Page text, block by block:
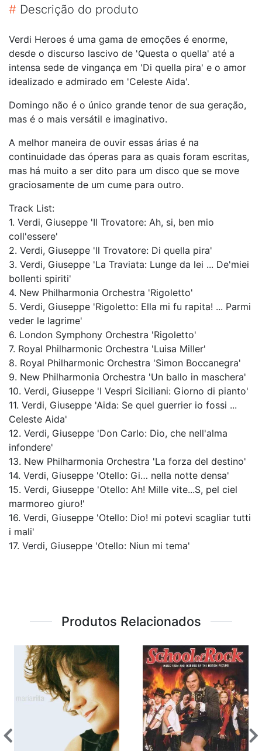
# Descrição do produto
Verdi Heroes é uma gama de emoções é enorme,
desde o discurso lascivo de 'Questa o quella' até a
intensa sede de vingança em 'Di quella pira' e o amor
idealizado e admirado em 'Celeste Aida'.
Domingo não é o único grande tenor de sua geração,
mas é o mais versátil e imaginativo.
A melhor maneira de ouvir essas árias é na
continuidade das óperas para as quais foram escritas,
mas há muito a ser dito para um disco que se move
graciosamente de um cume para outro.
Track List:
1. Verdi, Giuseppe 'Il Trovatore: Ah, si, ben mio
coll'essere'
2. Verdi, Giuseppe 'Il Trovatore: Di quella pira'
3. Verdi, Giuseppe 'La Traviata: Lunge da lei ... De'miei
bollenti spiriti'
4. New Philharmonia Orchestra 'Rigoletto'
5. Verdi, Giuseppe 'Rigoletto: Ella mi fu rapita! ... Parmi
veder le lagrime'
6. London Symphony Orchestra 'Rigoletto'
7. Royal Philharmonic Orchestra 'Luisa Miller'
8. Royal Philharmonic Orchestra 'Simon Boccanegra'
9. New Philharmonia Orchestra 'Un ballo in maschera'
10. Verdi, Giuseppe 'I Vespri Siciliani: Giorno di pianto'
11. Verdi, Giuseppe 'Aida: Se quel guerrier io fossi ...
Celeste Aida'
12. Verdi, Giuseppe 'Don Carlo: Dio, che nell'alma
infondere'
13. New Philharmonia Orchestra 'La forza del destino'
14. Verdi, Giuseppe 'Otello: Gi… nella notte densa'
15. Verdi, Giuseppe 'Otello: Ah! Mille vite...S, pel ciel
marmoreo giuro!'
16. Verdi, Giuseppe 'Otello: Dio! mi potevi scagliar tutti
i mali'
17. Verdi, Giuseppe 'Otello: Niun mi tema'
Produtos Relacionados